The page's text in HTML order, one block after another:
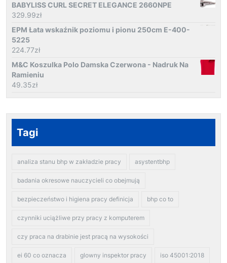
BABYLISS CURL SECRET ELEGANCE 2660NPE
329.99zł
EPM Łata wskaźnik poziomu i pionu 250cm E-400-
5225
224.77zł
M&C Koszulka Polo Damska Czerwona - Nadruk Na
Ramieniu
49.35zł
Tagi
analiza stanu bhp w zakładzie pracy asystentbhp
badania okresowe nauczycieli co obejmują
bezpieczeństwo i higiena pracy definicja bhp co to
czynniki uciążliwe przy pracy z komputerem
czy praca na drabinie jest pracą na wysokości
ei 60 co oznacza glowny inspektor pracy iso 45001:2018